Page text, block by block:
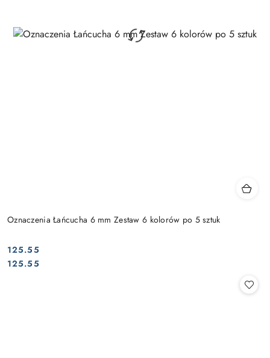
Oznaczenia Łańcucha 6 mm Zestaw 6 kolorów po 5 sztuk
Cena:
125.55
Cena:
125.55